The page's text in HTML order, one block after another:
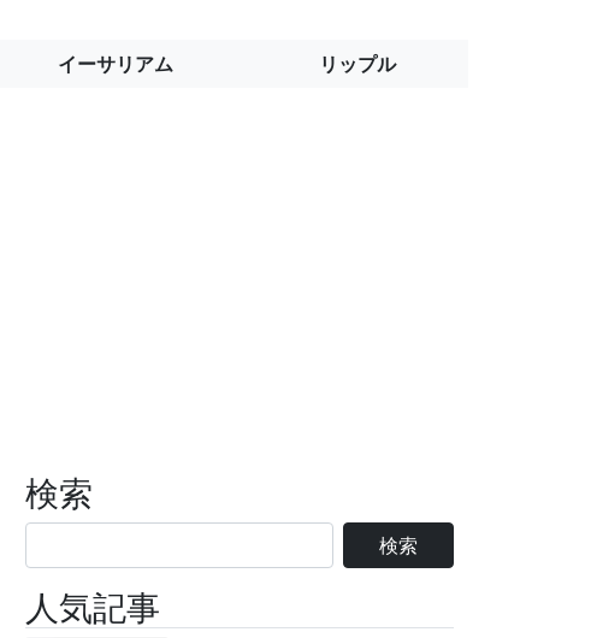
イーサリアム リップル
検索
検索
人気記事